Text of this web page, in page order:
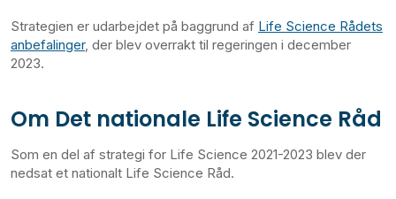
Strategien er udarbejdet på baggrund af Life Science Rådets
anbefalinger, der blev overrakt til regeringen i december
2023.
Om Det nationale Life Science Råd
Som en del af strategi for Life Science 2021-2023 blev der
nedsat et nationalt Life Science Råd.